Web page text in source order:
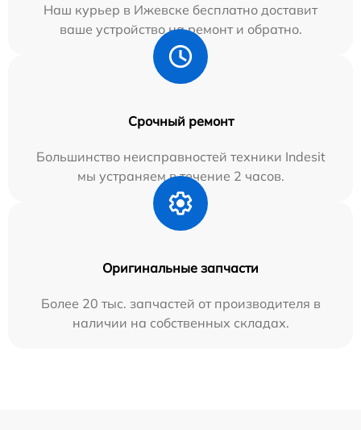
Наш курьер в Ижевске бесплатно доставит
ваше устройство на ремонт и обратно.
Срочный ремонт
Большинство неисправностей техники Indesit
мы устраняем в течение 2 часов.
Оригинальные запчасти
Более 20 тыс. запчастей от производителя в
наличии на собственных складах.